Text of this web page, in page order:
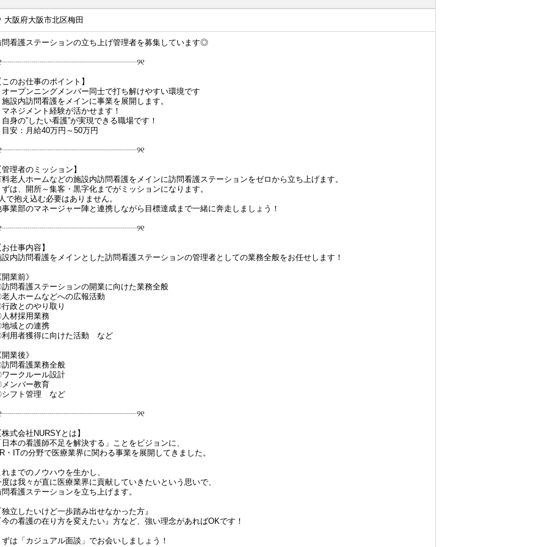
大阪府大阪市北区梅田
問看護ステーションの立ち上げ管理者を募集しています◎
このお仕事のポイント】
オープンニングメンバー同士で打ち解けやすい環境です
施設内訪問看護をメインに事業を展開します。
マネジメント経験が活かせます！
自身の”したい看護”が実現できる職場です！
目安：月給40万円～50万円
管理者のミッション】
料老人ホームなどの施設内訪問看護をメインに訪問看護ステーションをゼロから立ち上げます。
ずは、開所～集客・黒字化までがミッションになります。
で抱え込む必要はありません。
事業部のマネージャー陣と連携しながら目標達成まで一緒に奔走しましょう！
仕事内容】
設内訪問看護をメインとした訪問看護ステーションの管理者としての業務全般をお任せします！
業前》
訪問看護ステーションの開業に向けた業務全般
老人ホームなどへの広報活動
行政とのやり取り
人材採用業務
地域との連携
利用者獲得に向けた活動 など
業後》
訪問看護業務全般
ワークルール設計
メンバー教育
シフト管理 など
式会社NURSYとは】
日本の看護師不足を解決する」ことをビジョンに、
・ITの分野で医療業界に関わる事業を展開してきました。
れまでのノウハウを生かし、
度は我々が直に医療業界に貢献していきたいという思いで、
問看護ステーションを立ち上げます。
独立したいけど一歩踏み出せなかった方』
今の看護の在り方を変えたい』方など、強い理念があればOKです！
ずは「カジュアル面談」でお会いしましょう！